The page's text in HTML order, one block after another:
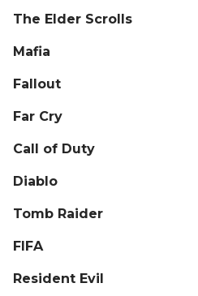
The Elder Scrolls
Mafia
Fallout
Far Cry
Call of Duty
Diablo
Tomb Raider
FIFA
Resident Evil